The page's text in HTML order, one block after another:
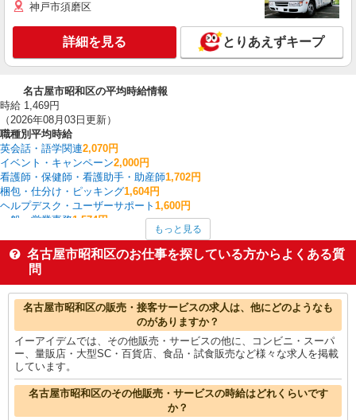
神戸市須磨区
詳細を見る とりあえずキープ
名古屋市昭和区の平均時給情報
時給 1,469円
（2026年08月03日更新）
職種別平均時給
英会話・語学関連2,070円
イベント・キャンペーン2,000円
看護師・保健師・看護助手・助産師1,702円
梱包・仕分け・ピッキング1,604円
ヘルプデスク・ユーザーサポート 1,600円
一般・営業事務1,574円
経理・人事・労務・総務・法務1,550円
金融・貿易事務1,550円
受付・秘書
名古屋市昭和区の他の職種の平均時給を見る
もっと見る
名古屋市昭和区のお仕事を探している方からよくある質
問
名古屋市昭和区の販売・接客サービスの求人は、他にどのようなも
のがありますか？
イーアイデムでは、その他販売・サービスの他に、コンビニ・スーパ
ー、量販店・大型SC・百貨店、食品・試食販売など様々な求人を掲載
しています。
名古屋市昭和区のその他販売・サービスの時給はどれくらいです
か？